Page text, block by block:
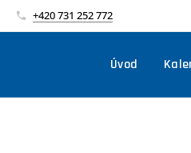
+420 731 252 772
Úvod